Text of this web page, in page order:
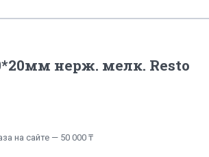
нерж. мелк. Resto
на сайте — 50 000 ₸